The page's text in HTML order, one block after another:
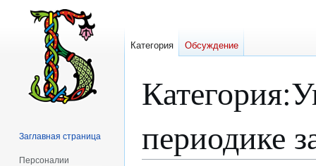
Категория:
периодике
Категория Обсуждение
Заглавная страница
Персоналии